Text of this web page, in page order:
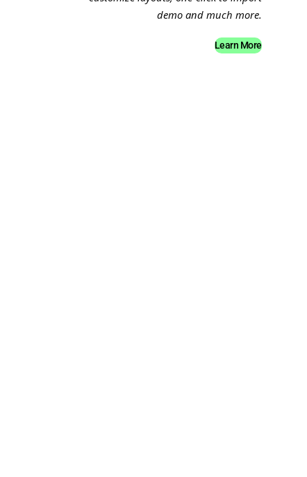
demo and much more.
Learn More